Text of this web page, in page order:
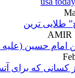
طلایی ترین
امام حسین (علیه
از کسانی که